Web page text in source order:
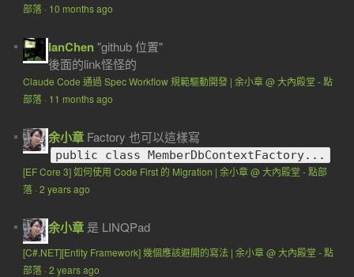
部落· 10 months ago
IanChen"github 位置"
後面的link怪怪的
Claude Code 通過 Spec Workflow 規範驅動開發 | 余小章 @ 大內殿堂 - 點
部落· 11 months ago
余小章 Factory 也可以這樣寫
public class MemberDbContextFactory...
[EF Core 3] 如何使用 Code First 的 Migration | 余小章 @ 大內殿堂 - 點部
落· 2 years ago
余小章 是 LINQPad
[C#.NET][Entity Framework] 幾個應該避開的寫法 | 余小章 @ 大內殿堂 - 點
部落· 2 years ago